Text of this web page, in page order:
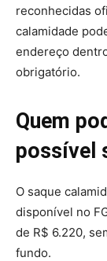
reconhecidas
calamidade
endereço
obrigatório.
Quem
possível
O saque
disponível no
de R$ 6.220,
fundo.